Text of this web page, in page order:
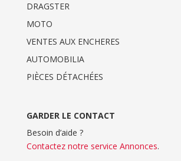
DRAGSTER
MOTO
VENTES AUX ENCHERES
AUTOMOBILIA
PIÈCES DÉTACHÉES
GARDER LE CONTACT
Besoin d’aide ?
Contactez notre service Annonces.